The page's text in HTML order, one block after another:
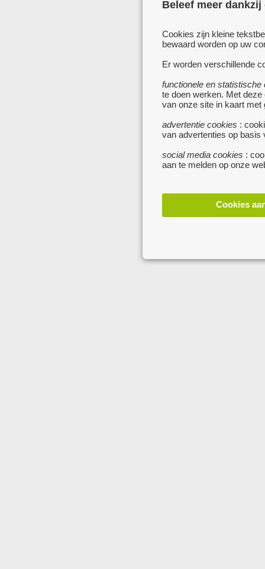
Beleef meer
Cookies zijn kleine
bewaard worden op uw
Er worden verschillende
functionele en statistische
te doen werken. Met
van onze site in kaart met
advertentie cookies :
van advertenties op basis
social media cookies :
aan te melden op onze
Cookies